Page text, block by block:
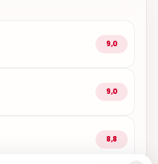
9,0
9,0
8,8